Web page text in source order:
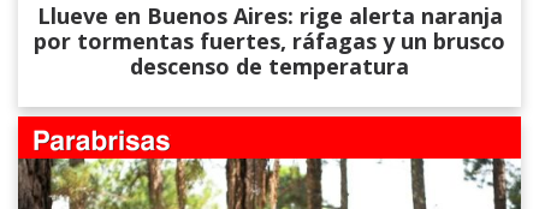
Llueve en Buenos Aires: rige alerta naranja
por tormentas fuertes, ráfagas y un brusco
descenso de temperatura